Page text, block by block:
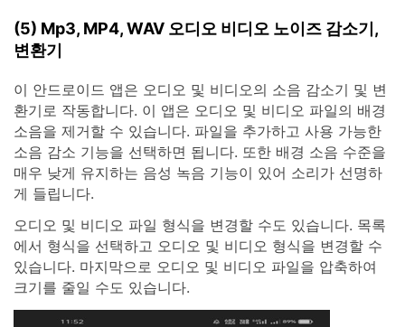
(5) Mp3, MP4, WAV 오디오 비디오 노이즈 감소기,
변환기
이 안드로이드 앱은 오디오 및 비디오의 소음 감소기 및 변
환기로 작동합니다. 이 앱은 오디오 및 비디오 파일의 배경
소음을 제거할 수 있습니다. 파일을 추가하고 사용 가능한
소음 감소 기능을 선택하면 됩니다. 또한 배경 소음 수준을
매우 낮게 유지하는 음성 녹음 기능이 있어 소리가 선명하
게 들립니다.
오디오 및 비디오 파일 형식을 변경할 수도 있습니다. 목록
에서 형식을 선택하고 오디오 및 비디오 형식을 변경할 수
있습니다. 마지막으로 오디오 및 비디오 파일을 압축하여
크기를 줄일 수도 있습니다.